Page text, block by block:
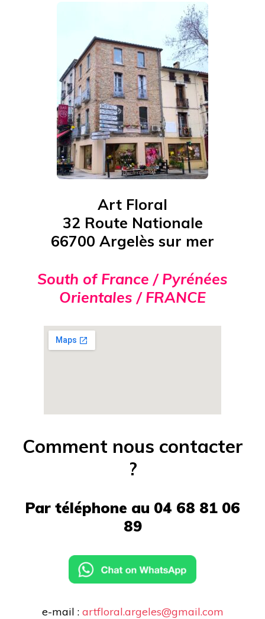
Art Floral
32 Route Nationale
66700 Argelès sur mer
South of France / Pyrénées
Orientales / FRANCE
Comment nous contacter
?
Par téléphone au 04 68 81 06
89
e-mail : artfloral.argeles@gmail.com